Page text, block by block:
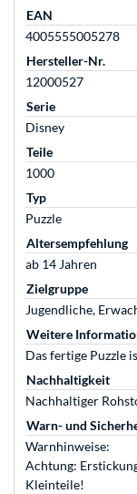
EAN
4005555005278
Hersteller-Nr.
12000527
Serie
Disney
Teile
1000
Typ
Puzzle
Altersempfehlung
ab 14 Jahren
Zielgruppe
Jugendliche,
Weitere
Das fertige Puzzle
Nachhaltigkeit
Nachhaltiger
Warn- und
Warnhinweise:
Achtung:
Kleinteile!